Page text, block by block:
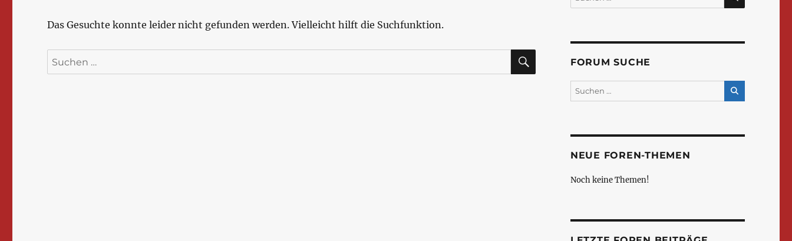
Das Gesuchte konnte leider nicht gefunden werden. Vielleicht hilft die Suchfunktion.
Suchen
nach:
SUCHEN
nach:
FORUM SUCHE
NEUE FOREN-THEMEN
Noch keine Themen!